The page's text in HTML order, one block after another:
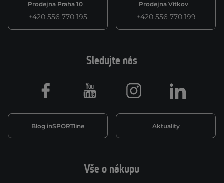
Prodejna Praha 10
+420 556 770 195
Prodejna Vítkov
+420 556 770 199
Vše o nákupu
Sledujte nás
Blog inSPORTline Aktuality
Facebook Youtube Instagram LinkedIn